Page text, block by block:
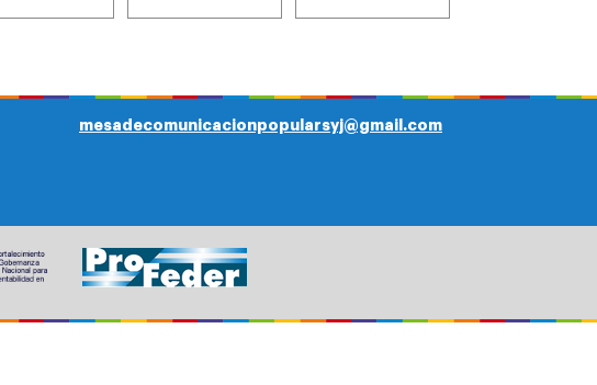
mesadecomunicacionpopularsyj@gmail.com